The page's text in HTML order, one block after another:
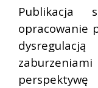
Publikacja
opracowanie
zaburzeniami